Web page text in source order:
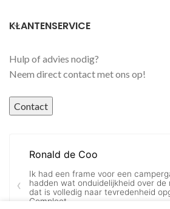
KLANTENSERVICE
Hulp of advies nodig?
Neem direct contact met ons op!
Contact